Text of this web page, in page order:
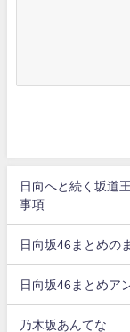
日向へと続く坂
事項
日向坂46まとめの
日向坂46まとめア
乃木坂あんてな